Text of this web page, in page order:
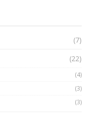
sự kiện ảnh hưởng
hoá | Phổ cập
(7)
(22)
(4)
(3)
(3)